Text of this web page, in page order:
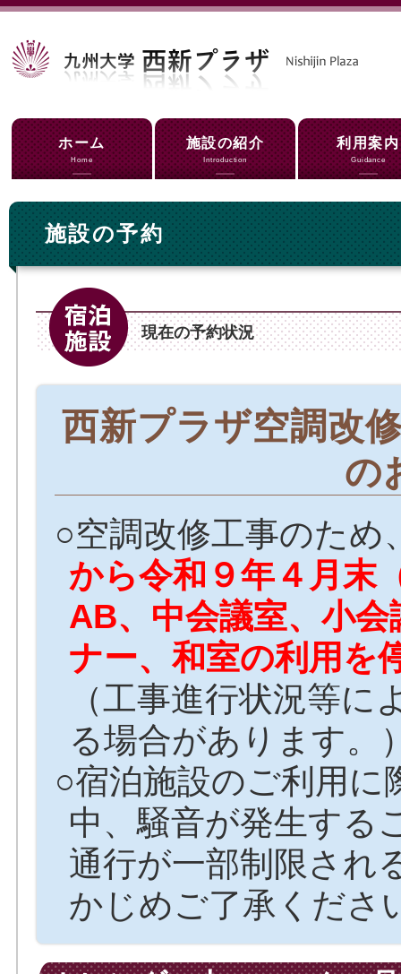
ホーム
Home
施設の紹介
Introduction
利用案内
Guidance
施設の予約
現在の予約状況
西新プラザ空調改
の
○空調改修工事のため
から令和９年４月末
AB、中会議室、小
ナー、和室の利用を
（工事進行状況等
る場合があります。
○宿泊施設のご利用に
中、騒音が発生する
通行が一部制限され
かじめご了承くださ